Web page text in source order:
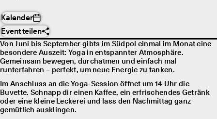
Kalender
Event teilen
Von Juni bis September gibts im Südpol einmal im Monat eine
besondere Auszeit: Yoga in entspannter Atmosphäre.
Gemeinsam bewegen, durchatmen und einfach mal
runterfahren – perfekt, um neue Energie zu tanken.
Im Anschluss an die Yoga-Session öffnet um 14 Uhr die
Buvette. Schnapp dir einen Kaffee, ein erfrischendes Getränk
oder eine kleine Leckerei und lass den Nachmittag ganz
gemütlich ausklingen.